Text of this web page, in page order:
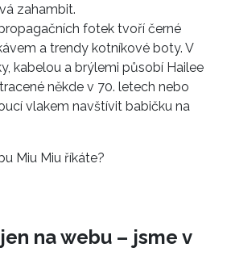
zahambit.
fotek tvoří černé
a trendy kotníkové boty. V
kabelou a brýlemi působí Hailee
někde v 70. letech nebo
vlakem navštívit babičku na
Miu Miu říkáte?
na webu – jsme v